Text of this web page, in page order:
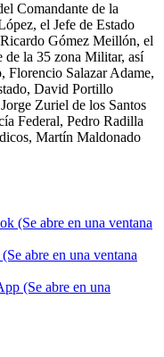
Comandante de la
el Jefe de Estado
Gómez Meillón, el
de la 35 zona Militar, así
Florencio Salazar Adame,
David Portillo
Zuriel de los Santos
Federal, Pedro Radilla
Martín Maldonado
(Se abre en una ventana
abre en una ventana
(Se abre en una